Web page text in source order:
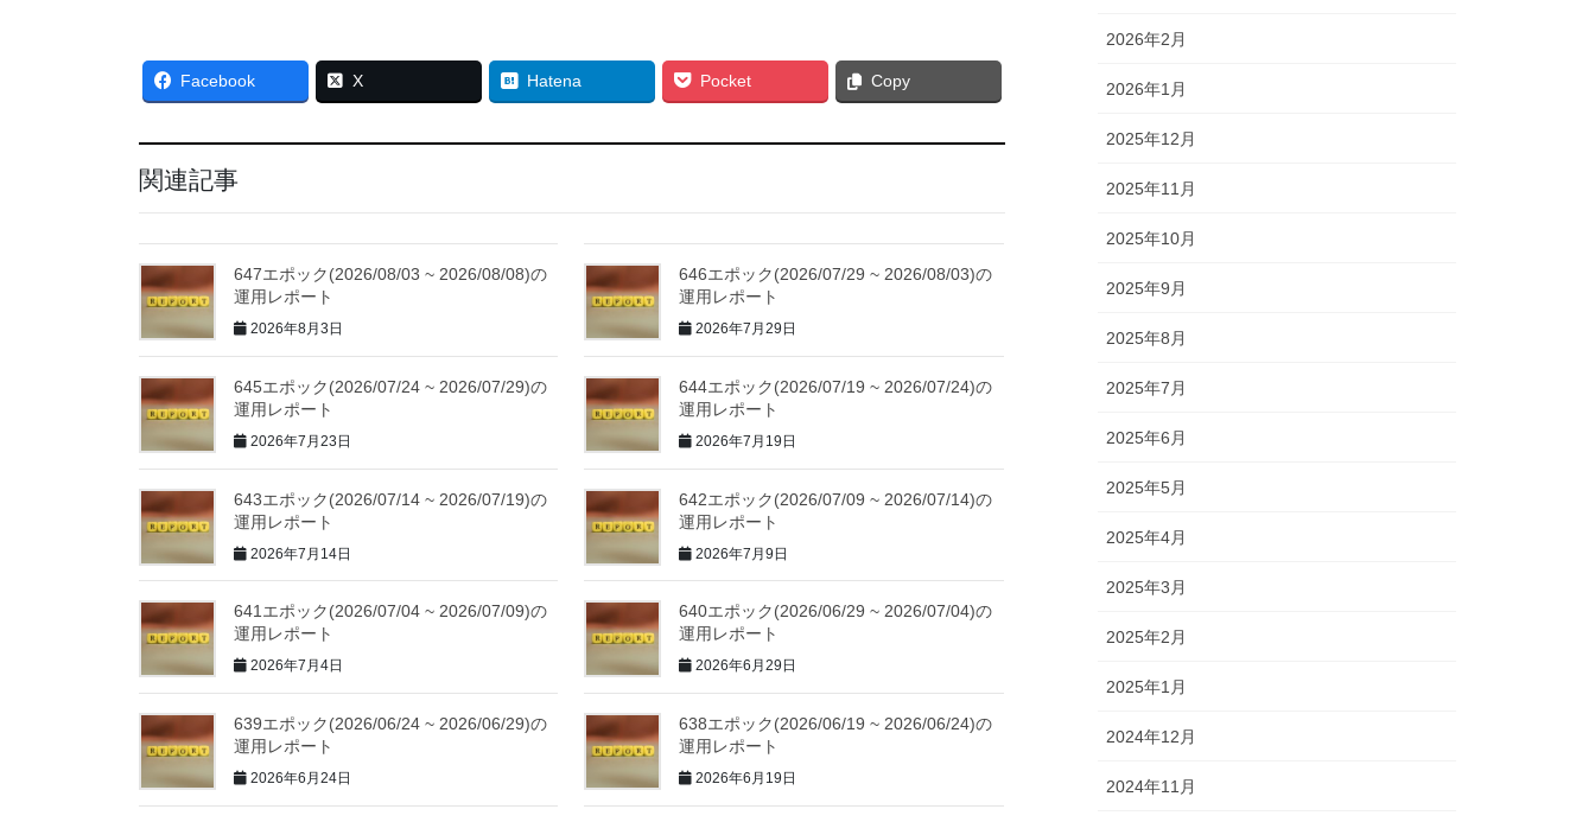
Facebook X Hatena Pocket Copy
関連記事
647エポック(2026/08/03 ~ 2026/08/08)の
運用レポート
2026年8月3日
646エポック(2026/07/29 ~ 2026/08/03)の
運用レポート
2026年7月29日
645エポック(2026/07/24 ~ 2026/07/29)の
運用レポート
2026年7月23日
644エポック(2026/07/19 ~ 2026/07/24)の
運用レポート
2026年7月19日
643エポック(2026/07/14 ~ 2026/07/19)の
運用レポート
2026年7月14日
642エポック(2026/07/09 ~ 2026/07/14)の
運用レポート
2026年7月9日
641エポック(2026/07/04 ~ 2026/07/09)の
運用レポート
2026年7月4日
640エポック(2026/06/29 ~ 2026/07/04)の
運用レポート
2026年6月29日
639エポック(2026/06/24 ~ 2026/06/29)の
運用レポート
2026年6月24日
638エポック(2026/06/19 ~ 2026/06/24)の
運用レポート
2026年6月19日
2026年2月
2026年1月
2025年12月
2025年11月
2025年10月
2025年9月
2025年8月
2025年7月
2025年6月
2025年5月
2025年4月
2025年3月
2025年2月
2025年1月
2024年12月
2024年11月